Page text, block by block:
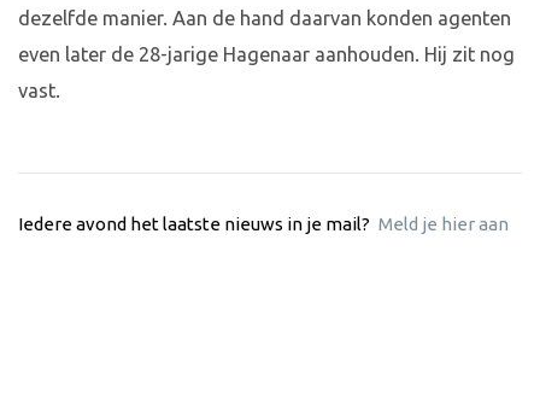
dezelfde manier. Aan de hand daarvan konden agenten
even later de 28-jarige Hagenaar aanhouden. Hij zit nog
vast.
Iedere avond het laatste nieuws in je mail? Meld je hier aan